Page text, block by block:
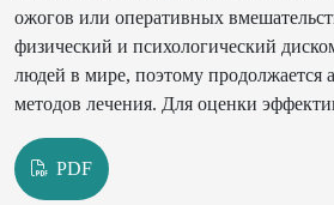
ожогов или оперативных
физический и психологический
людей в мире, поэтому
методов лечения. Для оценки
используют ряд объективных методов
PDF